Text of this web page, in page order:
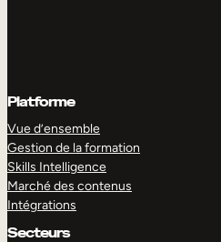
Platforme
Vue d’ensemble
Gestion de la formation
Skills Intelligence
Marché des contenus
Intégrations
Secteurs